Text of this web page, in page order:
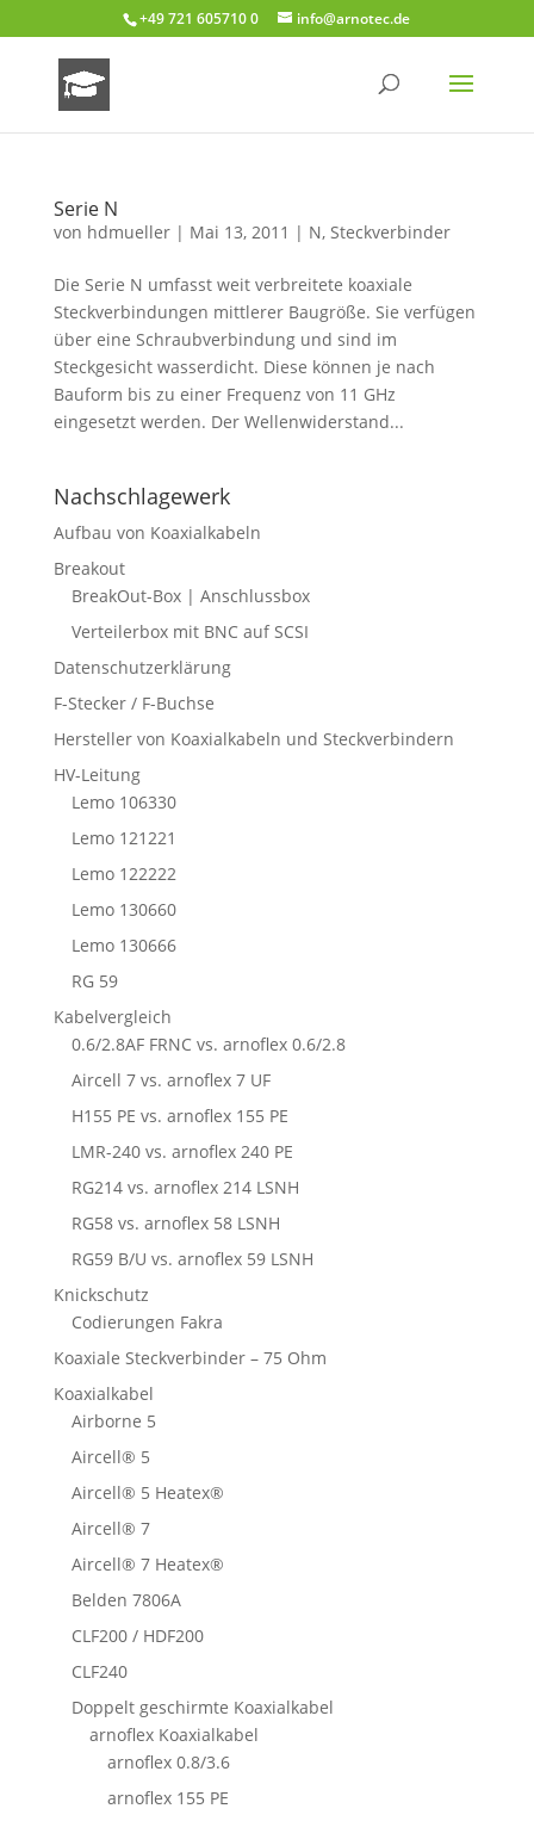
+49 721 605710 0 info@arnotec.de
Serie N
von hdmueller| Mai 13, 2011 | N, Steckverbinder
Die Serie N umfasst weit verbreitete koaxiale
Steckverbindungen mittlerer Baugröße. Sie verfügen
über eine Schraubverbindung und sind im
Steckgesicht wasserdicht. Diese können je nach
Bauform bis zu einer Frequenz von 11 GHz
eingesetzt werden. Der Wellenwiderstand...
Nachschlagewerk
Aufbau von Koaxialkabeln
Breakout
BreakOut-Box | Anschlussbox
Verteilerbox mit BNC auf SCSI
Datenschutzerklärung
F-Stecker / F-Buchse
Hersteller von Koaxialkabeln und Steckverbindern
HV-Leitung
Lemo 106330
Lemo 121221
Lemo 122222
Lemo 130660
Lemo 130666
RG 59
Kabelvergleich
0.6/2.8AF FRNC vs. arnoflex 0.6/2.8
Aircell 7 vs. arnoflex 7 UF
H155 PE vs. arnoflex 155 PE
LMR-240 vs. arnoflex 240 PE
RG214 vs. arnoflex 214 LSNH
RG58 vs. arnoflex 58 LSNH
RG59 B/U vs. arnoflex 59 LSNH
Knickschutz
Codierungen Fakra
Koaxiale Steckverbinder – 75 Ohm
Koaxialkabel
Airborne 5
Aircell® 5
Aircell® 5 Heatex®
Aircell® 7
Aircell® 7 Heatex®
Belden 7806A
CLF200 / HDF200
CLF240
Doppelt geschirmte Koaxialkabel
arnoflex Koaxialkabel
arnoflex 0.8/3.6
arnoflex 155 PE